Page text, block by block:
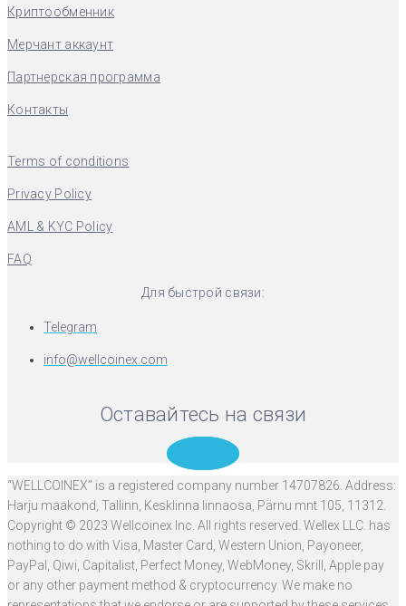
Криптообменник
Мерчант аккаунт
Партнерская программа
Контакты
Terms of conditions
Privacy Policy
AML & KYC Policy
FAQ
Для быстрой связи:
Telegram
info@wellcoinex.com
Оставайтесь на связи
“WELLCOINEX” is a registered company number 14707826. Address:
Harju maakond, Tallinn, Kesklinna linnaosa, Pärnu mnt 105, 11312.
Copyright © 2023 Wellcoinex Inc. All rights reserved. Wellex LLC. has
nothing to do with Visa, Master Card, Western Union, Payoneer,
PayPal, Qiwi, Capitalist, Perfect Money, WebMoney, Skrill, Apple pay
or any other payment method & cryptocurrency. We make no